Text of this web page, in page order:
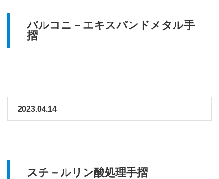
バルコニ－エキスパンドメタル手
摺
2023.04.14
スチ－ルリン酸処理手摺